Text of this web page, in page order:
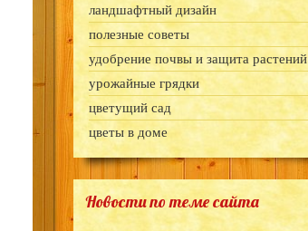
ландшафтный дизайн
полезные советы
удобрение почвы и защита растений
урожайные грядки
цветущий сад
цветы в доме
Новости по теме сайта